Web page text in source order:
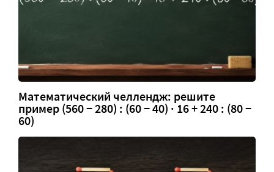
Математический челлендж: решите
пример (560 − 280) : (60 − 40) · 16 + 240 : (80 −
60)